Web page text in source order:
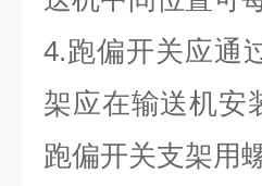
4.跑偏开关应通
架应在输送机安
跑偏开关支架用